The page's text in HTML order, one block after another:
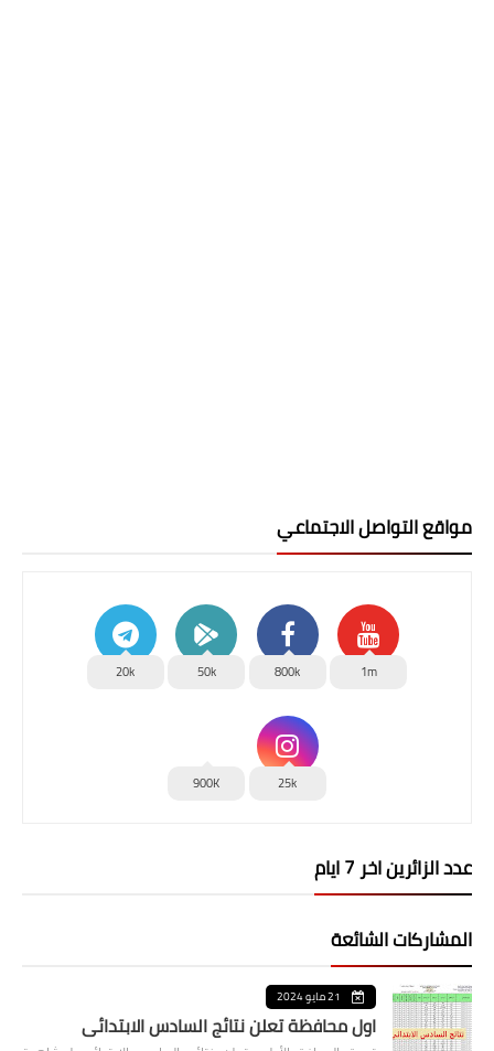
مواقع التواصل الاجتماعي
1m
800k
50k
20k
25k
900K
عدد الزائرين اخر 7 ايام
المشاركات الشائعة
21 مايو 2024
اول محافظة تعلن نتائج السادس الابتدائي